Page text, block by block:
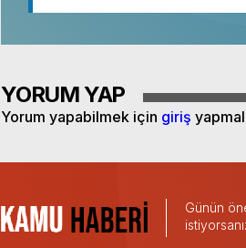
YORUM YAP
Yorum yapabilmek için giriş
Günün